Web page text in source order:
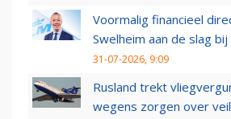
Voormalig financieel
Swelheim aan de slag bij
31-07-2026, 9:09
Rusland trekt
wegens zorgen over